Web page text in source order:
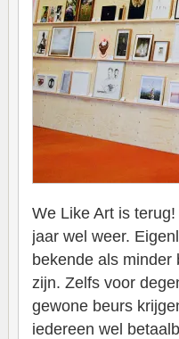
We Like Art is
jaar wel weer.
bekende als
zijn. Zelfs voor
gewone beurs
iedereen wel